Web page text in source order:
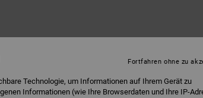
Technologie, um Informationen auf Ihrem Gerät zu
Informationen (wie Ihre Browserdaten und Ihre IP-
Fortfahren ohne zu